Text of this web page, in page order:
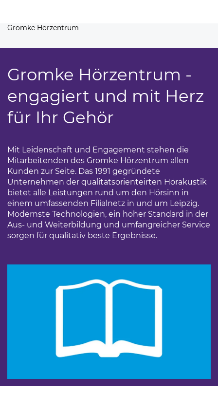
Gromke Hörzentrum
Gromke Hörzentrum -
engagiert und mit Herz
für Ihr Gehör
Mit Leidenschaft und Engagement stehen die
Mitarbeitenden des Gromke Hörzentrum allen
Kunden zur Seite. Das 1991 gegründete
Unternehmen der qualitätsorienteirten Hörakustik
bietet alle Leistungen rund um den Hörsinn in
einem umfassenden Filialnetz in und um Leipzig.
Modernste Technologien, ein hoher Standard in der
Aus-­ und Weiterbildung und umfangreicher Service
sorgen für qualitativ beste Ergebnisse.